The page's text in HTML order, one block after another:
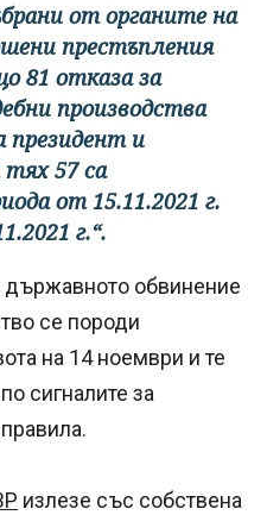
от органите на
престъпления
81 отказа за
производства
президент и
57 са
от 15.11.2021 г.
г.“.
обвинение
се породи
на 14 ноември и те
сигналите за
излезе със собствена